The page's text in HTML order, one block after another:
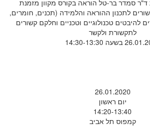
ד"ר סמדר בר-טל הוראה בקורס מקוון מזמנת
לתכנון ההוראה והלמידה (תכנים, חומרים,
טכנולוגיים וטכניים וחלקם קשורים
לתקשורת ולקשר
בשעה 14:30-13:30
26.01.2020
יום ראשון
14:20-13:40
קמפוס תל אביב